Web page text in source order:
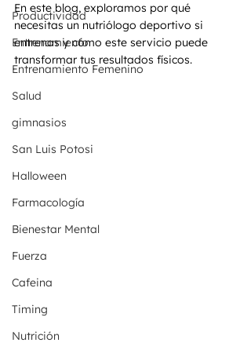
Productividad
Entrenamiento
Entrenamiento Femenino
Salud
gimnasios
San Luis Potosi
Halloween
Farmacología
Bienestar Mental
Fuerza
Cafeina
Timing
Nutrición
En este blog, exploramos por qué
necesitas un nutriólogo deportivo si
entrenas y cómo este servicio puede
transformar tus resultados físicos.